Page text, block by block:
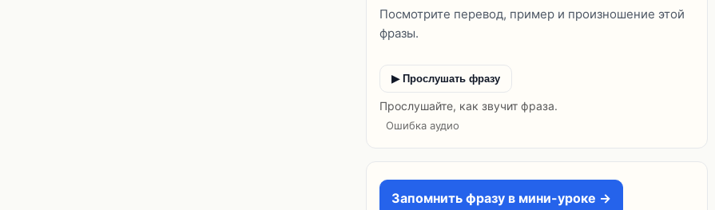
Посмотрите перевод, пример и произношение этой
фразы.
▶ Прослушать фразу
Прослушайте, как звучит фраза.
Ошибка аудио
Запомнить фразу в мини-уроке →